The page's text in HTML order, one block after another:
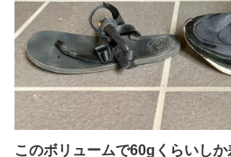
このボリュームで60gくらいし